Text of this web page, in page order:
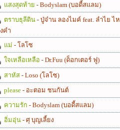
แสงสุดท้าย - Bodyslam (บอดี้สแลม)
ตราบธุลีดิน - ปู่จ๋าน ลองไมค์ feat. ลำไย ไห
คำ
แม่ - โลโซ
ใจเหลือเหลือ - Dr.Fuu (ด็อกเตอร์ ฟู)
สาหัส - Loso (โลโซ)
please - อะตอม ชนกันต์
ความรัก - Bodyslam (บอดี้สแลม)
อิ่มอุ่น - ศุ บุญเลี้ยง